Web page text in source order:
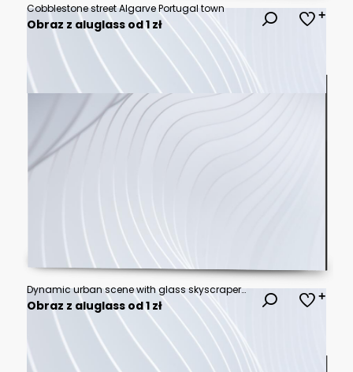
Cobblestone street Algarve Portugal town
Obraz z aluglass od 1 zł
Dynamic urban scene with glass skyscrapers, brick office building and pedestrian bridge in blue light
Obraz z aluglass od 1 zł